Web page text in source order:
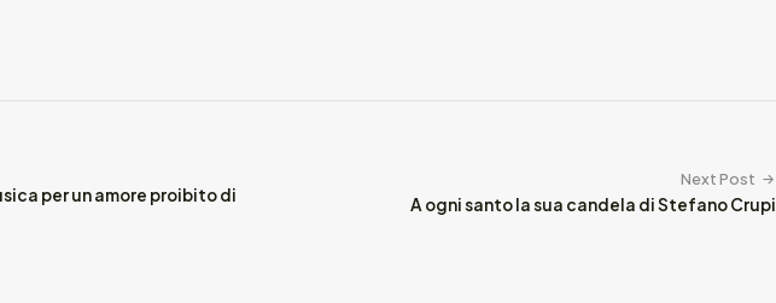
per un amore proibito di
Next Post
A ogni santo la sua candela di Stefano Crupi